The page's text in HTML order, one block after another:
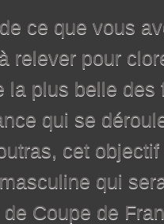
ce que vous
relever pour
la plus belle des
qui se
cet
qui
de Coupe de